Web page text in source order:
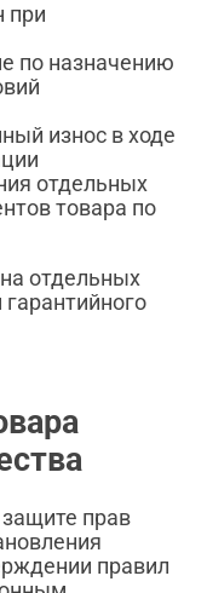
при
по назначению
износ в ходе
отдельных
товара по
отдельных
гарантийного
прав
правил